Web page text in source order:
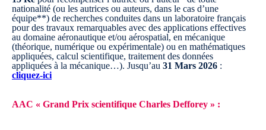
nationalité (ou les autrices ou auteurs, dans le cas d’une
équipe**) de recherches conduites dans un laboratoire français
pour des travaux remarquables avec des applications effectives
au domaine aéronautique et/ou aérospatial, en mécanique
(théorique, numérique ou expérimentale) ou en mathématiques
appliquées, calcul scientifique, traitement des données
appliquées à la mécanique…). Jusqu’au 31 Mars 2026 :
cliquez-ici
AAC « Grand Prix scientifique Charles Defforey » :